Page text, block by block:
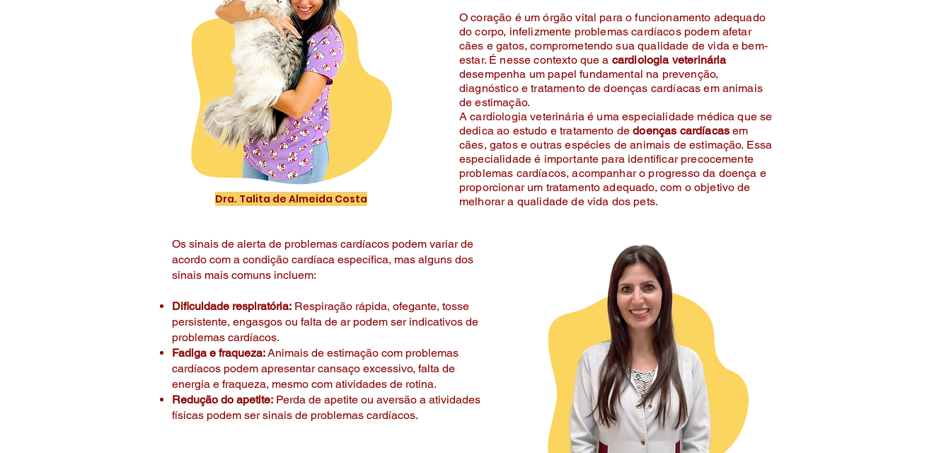
Dra. Talita de Almeida Costa
O coração é um órgão vital para o funcionamento adequado
do corpo, infelizmente problemas cardíacos podem afetar
cães e gatos, comprometendo sua qualidade de vida e bem-
estar. É nesse contexto que a cardiologia veterinária
desempenha um papel fundamental na prevenção,
diagnóstico e tratamento de doenças cardíacas em animais
de estimação.
A cardiologia veterinária é uma especialidade médica que se
dedica ao estudo e tratamento dedoenças cardíacas em
cães, gatos e outras espécies de animais de estimação. Essa
especialidade é importante para identificar precocemente
problemas cardíacos, acompanhar o progresso da doença e
proporcionar um tratamento adequado, com o objetivo de
melhorar a qualidade de vida dos pets.
Os sinais de alerta de problemas cardíacos podem variar de
acordo com a condição cardíaca específica, mas alguns dos
sinais mais comuns incluem:
Dificuldade respiratória: Respiração rápida, ofegante, tosse
persistente, engasgos ou falta de ar podem ser indicativos de
problemas cardíacos.
Fadiga e fraqueza:Animais de estimação com problemas
cardíacos podem apresentar cansaço excessivo, falta de
energia e fraqueza, mesmo com atividades de rotina.
Redução do apetite: Perda de apetite ou aversão a atividades
físicas podem ser sinais de problemas cardíacos.